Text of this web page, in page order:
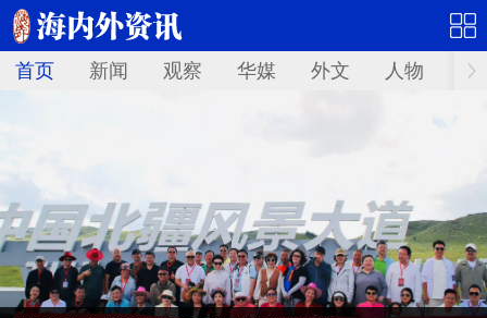
首页 新闻 观察 华媒 外文 人物 华